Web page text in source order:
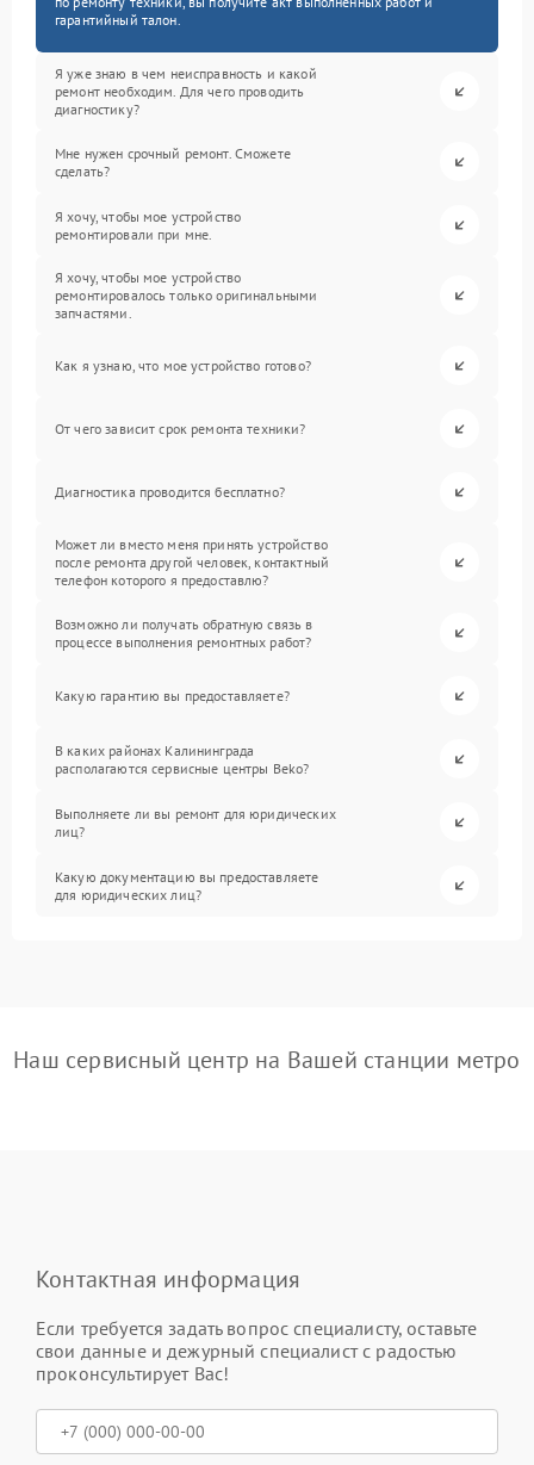
гарантийный талон.
Я уже знаю в чем неисправность и какой
ремонт необходим. Для чего проводить
диагностику?
Мне нужен срочный ремонт. Сможете
сделать?
Я хочу, чтобы мое устройство
ремонтировали при мне.
Я хочу, чтобы мое устройство
ремонтировалось только оригинальными
запчастями.
Как я узнаю, что мое устройство готово?
От чего зависит срок ремонта техники?
Диагностика проводится бесплатно?
Может ли вместо меня принять устройство
после ремонта другой человек, контактный
телефон которого я предоставлю?
Возможно ли получать обратную связь в
процессе выполнения ремонтных работ?
Какую гарантию вы предоставляете?
В каких районах Калининграда
располагаются сервисные центры Beko?
Выполняете ли вы ремонт для юридических
лиц?
Какую документацию вы предоставляете
для юридических лиц?
Наш сервисный центр на Вашей станции метро
Контактная информация
Если требуется задать вопрос специалисту, оставьте
свои данные и дежурный специалист с радостью
проконсультирует Вас!